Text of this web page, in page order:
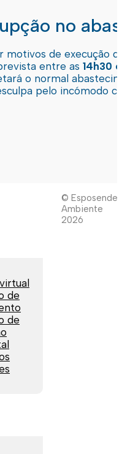
no
motivos de execução
entre as 14h30
o normal
pelo incómodo
de
de
© Esposende
Ambiente
2026